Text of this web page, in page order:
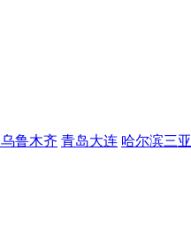
乌鲁木齐 青岛大连 哈尔滨三亚